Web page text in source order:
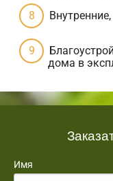
дома в
Имя